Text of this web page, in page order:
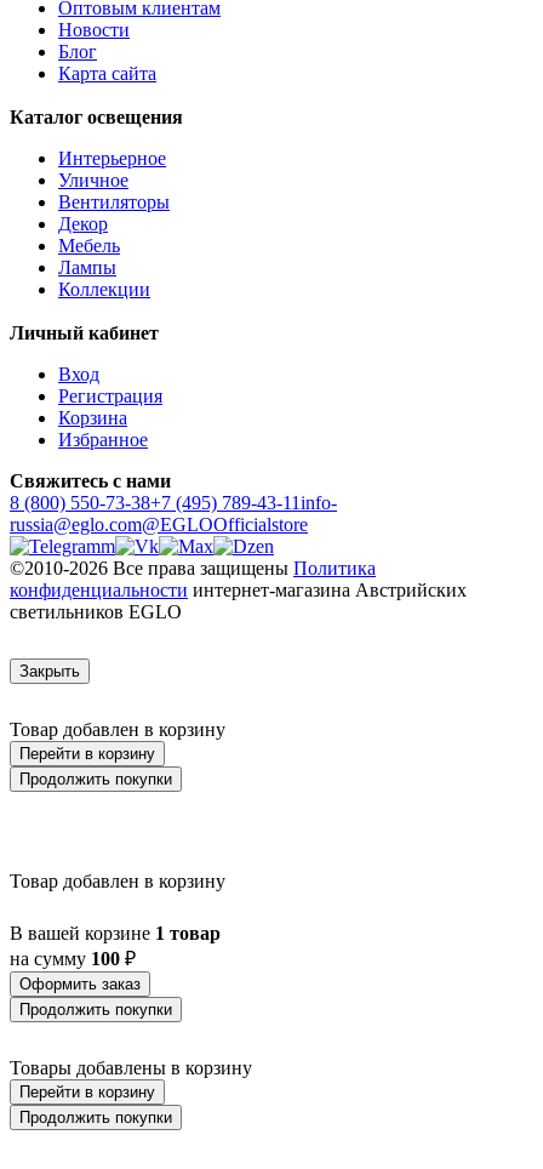
Оптовым клиентам
Новости
Блог
Карта сайта
Каталог освещения
Интерьерное
Уличное
Вентиляторы
Декор
Мебель
Лампы
Коллекции
Личный кабинет
Вход
Регистрация
Корзина
Избранное
Свяжитесь с нами
8 (800) 550-73-38+7 (495) 789-43-11info-
russia@eglo.com@EGLOOfficialstore
©2010-2026 Все права защищены Политика
конфиденциальности интернет-магазина Австрийских
светильников EGLO
Закрыть
Товар добавлен в корзину
Перейти в корзину
Продолжить покупки
Товар добавлен в корзину
В вашей корзине 1 товар
на сумму 100 ₽
Оформить заказ
Продолжить покупки
Товары добавлены в корзину
Перейти в корзину
Продолжить покупки